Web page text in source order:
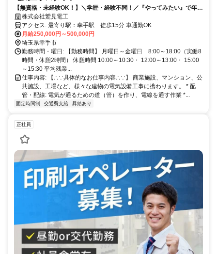
【無資格・未経験OK！】＼学歴・経験不問！／『やってみたい』で年収
570万も目指せる電気工事士◎資格取得は全額会社負担！社員の75％が
未経験スタートです！住宅手当など手厚いサポートあり！
株式会社鷲見電工
アクセス: 最寄り駅：幸手駅 徒歩15分 車通勤OK
月給250,000円～500,000円
埼玉県幸手市
勤務時間・曜日: 【勤務時間】 月曜日～金曜日 8:00～18:00（実働8
時間・休憩2時間） 休憩時間 10:00～10:30・ 12:00～13:00・ 15:00
～15:30 平均残業...
仕事内容: 【∴∵具体的なお仕事内容∴∵】 商業施設、マンション、公
共施設、工場など、様々な建物の電気設備工事に携わります。 * 配
管・配線: 電気が通るための道（管）を作り、電線を通す作業 *...
固定時間制 交通費支給 昇給あり
正社員